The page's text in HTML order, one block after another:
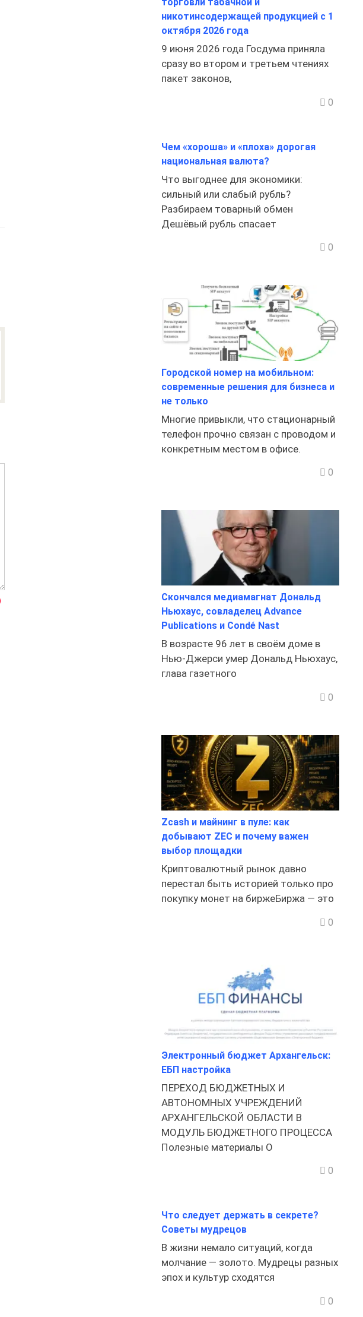
никотинсодержащей продукцией с 1
октября 2026 года
9 июня 2026 года Госдума приняла
сразу во втором и третьем чтениях
пакет законов,
0
Чем «хороша» и «плоха» дорогая
национальная валюта?
Что выгоднее для экономики:
сильный или слабый рубль?
Разбираем товарный обмен
Дешёвый рубль спасает
0
Городской номер на мобильном:
современные решения для бизнеса и
не только
Многие привыкли, что стационарный
телефон прочно связан с проводом и
конкретным местом в офисе.
0
Скончался медиамагнат Дональд
Ньюхаус, совладелец Advance
Publications и Condé Nast
В возрасте 96 лет в своём доме в
Нью-Джерси умер Дональд Ньюхаус,
глава газетного
0
Zcash и майнинг в пуле: как
добывают ZEC и почему важен
выбор площадки
Криптовалютный рынок давно
перестал быть историей только про
покупку монет на биржеБиржа — это
0
Электронный бюджет Архангельск:
ЕБП настройка
ПЕРЕХОД БЮДЖЕТНЫХ И
АВТОНОМНЫХ УЧРЕЖДЕНИЙ
АРХАНГЕЛЬСКОЙ ОБЛАСТИ В
МОДУЛЬ БЮДЖЕТНОГО ПРОЦЕССА
Полезные материалы О
0
Что следует держать в секрете?
Советы мудрецов
В жизни немало ситуаций, когда
молчание — золото. Мудрецы разных
эпох и культур сходятся
0